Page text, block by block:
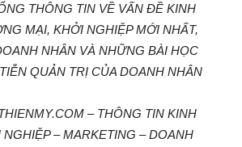
THÔNG TIN VỀ VẤN ĐỀ KINH
MẠI, KHỞI NGHIỆP MỚI NHẤT,
NHÂN VÀ NHỮNG BÀI HỌC
QUẢN TRỊ CỦA DOANH NHÂN
– THÔNG TIN KINH
– MARKETING – DOANH